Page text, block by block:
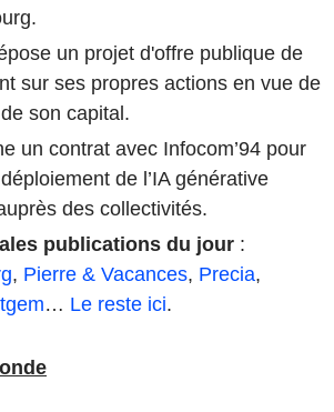
un projet d'offre publique de
sur ses propres actions en vue de
son capital.
un contrat avec Infocom’94 pour
de l’IA générative
des collectivités.
publications du jour :
, Pierre & Vacances, Precia,
… Le reste ici.